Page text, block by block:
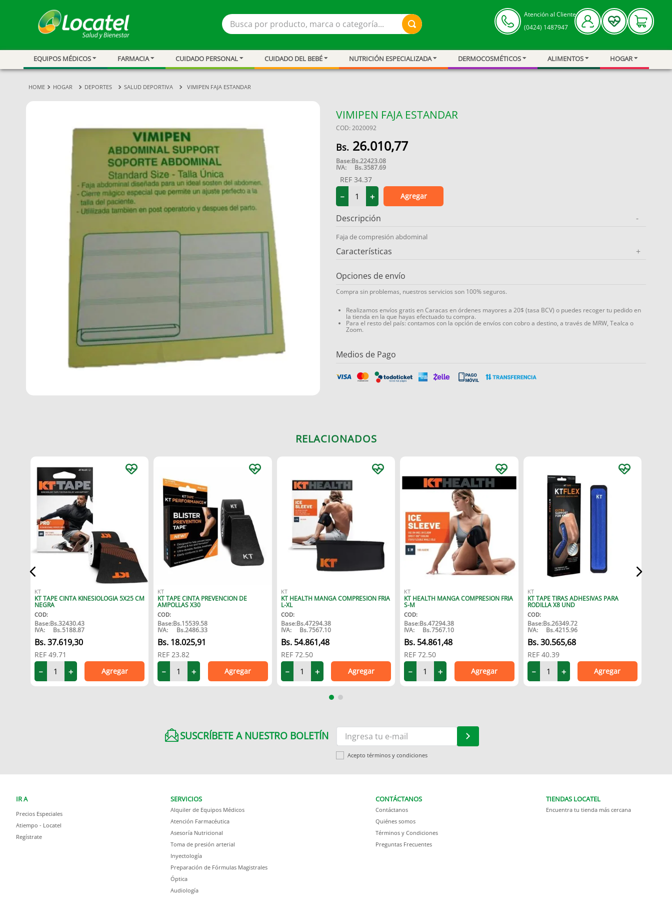
Busca por producto, marca o categoría...
Atención al Cliente
(0424) 1487947
EQUIPOS MÉDICOS FARMACIA CUIDADO PERSONAL CUIDADO DEL BEBÉ NUTRICIÓN ESPECIALIZADA DERMOCOSMÉTICOS ALIMENTOS HOGAR
HOGAR DEPORTES SALUD DEPORTIVA VIMIPEN FAJA ESTANDAR
VIMIPEN FAJA ESTANDAR
COD: 2020092
26.010,77
Base:Bs.22423.08
IVA: Bs.3587.69
REF 34.37
＋
－ Agregar
Descripción -
Faja de compresión abdominal
Características +
Opciones de envío
Compra sin problemas, nuestros servicios son 100% seguros.
Realizamos envíos gratis en Caracas en órdenes mayores a 20$ (tasa BCV) o puedes recoger tu pedido en
la tienda en la que hayas efectuado tu compra.
Para el resto del país: contamos con la opción de envíos con cobro a destino, a través de MRW, Tealca o
Zoom.
Medios de Pago
RELACIONADOS
KT
KT TAPE CINTA KINESIOLOGIA 5X25 CM
NEGRA
COD:
Base:Bs.32430.43
IVA: Bs.5188.87
37.619,30
REF 49.71
＋
－ Agregar
KT
KT TAPE CINTA PREVENCION DE
AMPOLLAS X30
COD:
Base:Bs.15539.58
IVA: Bs.2486.33
18.025,91
REF23.82
＋
－ Agregar
KT
KT HEALTH MANGA COMPRESION FRIA
L-XL
COD:
Base:Bs.47294.38
IVA: Bs.7567.10
54.861,48
REF 72.50
＋
－ Agregar
KT
KT HEALTH MANGA COMPRESION FRIA
S-M
COD:
Base:Bs.47294.38
IVA: Bs.7567.10
54.861,48
REF72.50
＋
－ Agregar
KT
KT TAPE TIRAS ADHESIVAS PARA
RODILLA X8 UND
COD:
Base:Bs.26349.72
IVA: Bs.4215.96
30.565,68
REF 40.39
＋
－ Agregar
SUSCRÍBETE A NUESTRO BOLETÍN
Acepto términos y condiciones
IR A
Precios Especiales
Atiempo - Locatel
Regístrate
SERVICIOS
Alquiler de Equipos Médicos
Atención Farmacéutica
Asesoría Nutricional
Toma de presión arterial
Inyectología
Preparación de Fórmulas Magistrales
Óptica
Audiología
CONTÁCTANOS
Contáctanos
Quiénes somos
Términos y Condiciones
Preguntas Frecuentes
TIENDAS LOCATEL
Encuentra tu tienda más cercana
3.
tensiometro
5.
vitamina
6 .
linezolid
champu
8.
protector solar
.
miovit